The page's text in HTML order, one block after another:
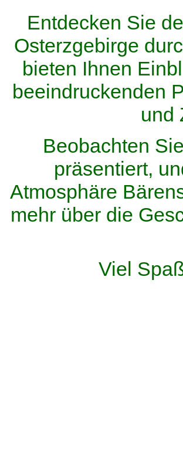
Entdecken Sie
Osterzgebirge
bieten Ihnen
beeindruckenden
und
Beobachten
präsentiert,
Atmosphäre
mehr über die
Viel